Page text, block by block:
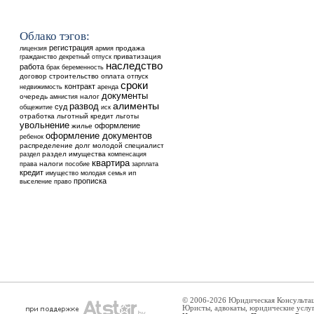
Облако тэгов:
лицензия регистрация армия продажа
гражданство декретный отпуск приватизация
работа брак беременность наследство
договор строительство оплата отпуск
недвижимость контракт аренда сроки
очередь амнистия налог документы
общежитие суд развод иск алименты
отработка льготный кредит льготы
увольнение жилье оформление
ребенок оформление документов
распределение долг молодой специалист
раздел раздел имущества компенсация
права налоги пособие квартира зарплата
кредит имущество молодая семья ип
выселение право прописка
© 2006-2026 Юридическая
Юристы, адвокаты, юридические